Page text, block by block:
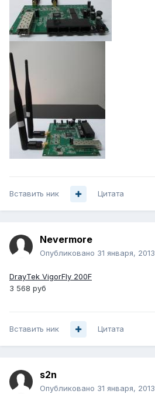
Вставить ник Цитата
Nevermore
Опубликовано 31 января, 2013
DrayTek VigorFly 200F
3 568 руб
Вставить ник Цитата
s2n
Опубликовано 31 января, 2013